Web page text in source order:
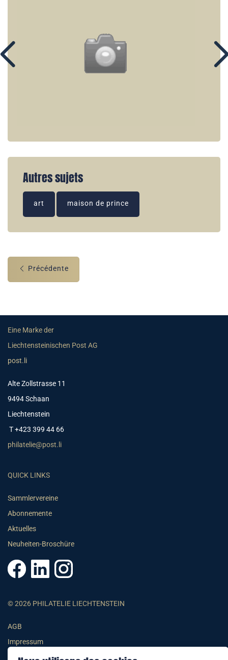
Autres sujets
art maison de prince
Précédente
Eine Marke der
Liechtensteinischen Post AG
post.li
Alte Zollstrasse 11
9494 Schaan
Liechtenstein
T +423 399 44 66
philatelie@post.li
QUICK LINKS
Sammlervereine
Abonnemente
Aktuelles
Neuheiten-Broschüre
© 2026 PHILATELIE LIECHTENSTEIN
AGB
Impressum
Datenschutzerklärung